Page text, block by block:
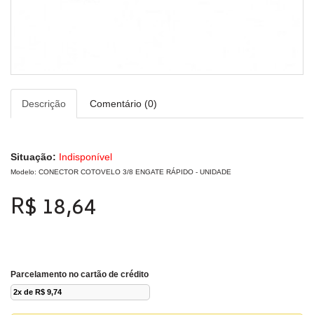
Descrição Comentário (0)
Situação: Indisponível
Modelo: CONECTOR COTOVELO 3/8 ENGATE RÁPIDO - UNIDADE
R$ 18,64
Parcelamento no cartão de crédito
2x de R$ 9,74